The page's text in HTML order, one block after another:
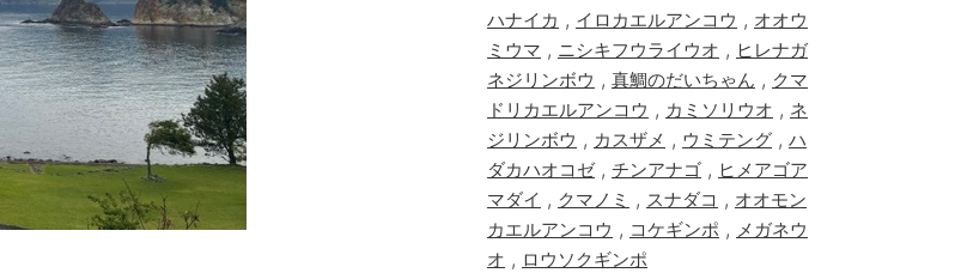
ハナイカ , イロカエルアンコウ , オオウ
ミウマ , ニシキフウライウオ , ヒレナガ
ネジリンボウ , 真鯛のだいちゃん , クマ
ドリカエルアンコウ , カミソリウオ , ネ
ジリンボウ , カスザメ , ウミテング , ハ
ダカハオコゼ, チンアナゴ , ヒメアゴア
マダイ , クマノミ , スナダコ , オオモン
カエルアンコウ , コケギンポ , メガネウ
オ , ロウソクギンポ